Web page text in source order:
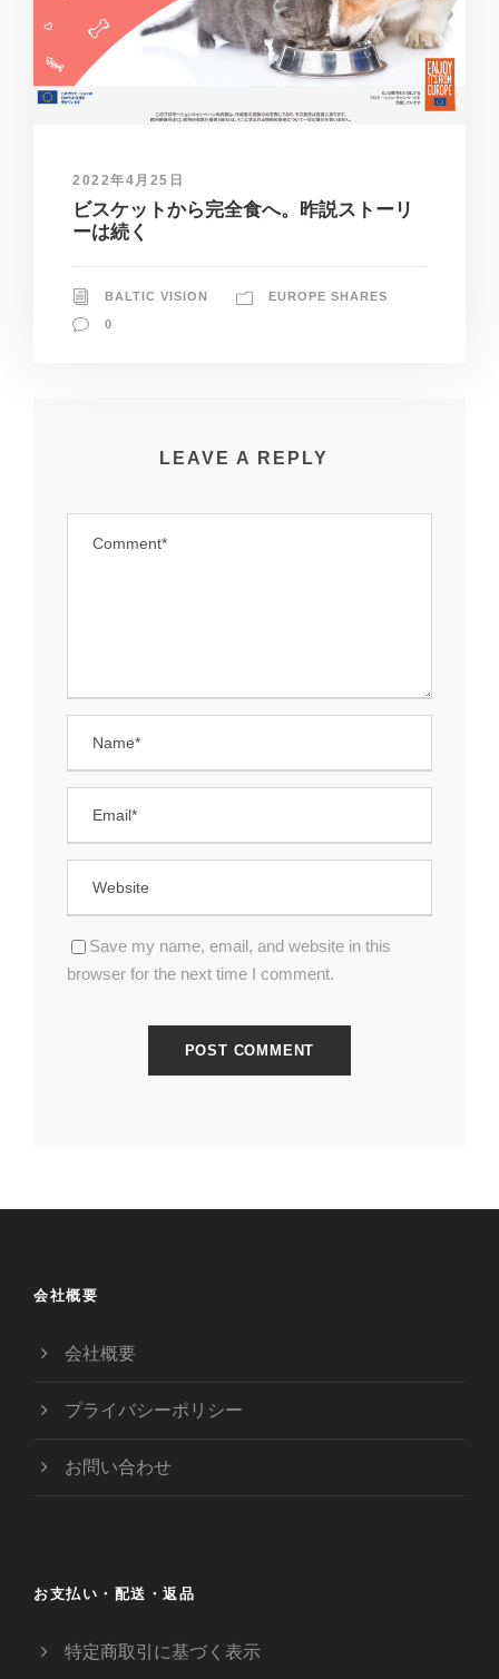
2022年4月25日
ビスケットから完全食へ。昨説ストーリ
ーは続く
BALTIC VISION EUROPE SHARES
0
LEAVE A REPLY
Save my name, email, and website in this
browser for the next time I comment.
会社概要
会社概要
プライバシーポリシー
お問い合わせ
お支払い・配送・返品
特定商取引に基づく表示